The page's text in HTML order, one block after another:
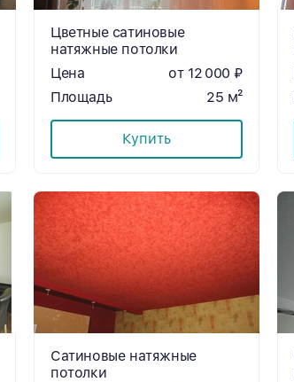
Цветные сатиновые
натяжные потолки
Цена
от 12 000 ₽
Площадь
25 м²
Купить
Сатиновые натяжные
потолки